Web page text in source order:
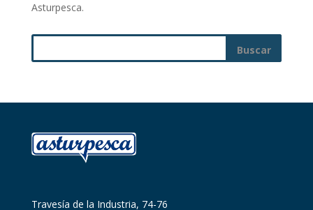
Asturpesca.
Travesía de la Industria, 74-76